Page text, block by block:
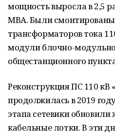
мощность выросла в 2,5
МВА. Были смонтированы
трансформаторов тока
модули блочно-
общестанционного
Реконструкция ПС 110 кВ
продолжилась в 2019
этапа сетевики
кабельные лотки. В эти